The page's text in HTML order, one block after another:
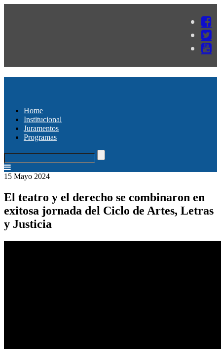
Home
Institucional
Juramentos
Programas
15 Mayo 2024
El teatro y el derecho se combinaron en
exitosa jornada del Ciclo de Artes, Letras
y Justicia